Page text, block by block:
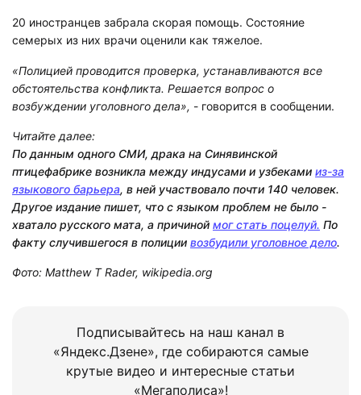
20 иностранцев забрала скорая помощь. Состояние
семерых из них врачи оценили как тяжелое.
«Полицией проводится проверка, устанавливаются все
обстоятельства конфликта. Решается вопрос о
возбуждении уголовного дела», - говорится в сообщении.
Читайте далее:
По данным одного СМИ, драка на Синявинской
птицефабрике возникла между индусами и узбеками из-за
языкового барьера, в ней участвовало почти 140 человек.
Другое издание пишет, что с языком проблем не было -
хватало русского мата, а причиной мог стать поцелуй. По
факту случившегося в полиции возбудили уголовное дело.
Фото: Matthew T Rader, wikipedia.org
Подписывайтесь на наш канал в
«Яндекс.Дзене», где собираются самые
крутые видео и интересные статьи
«Мегаполиса»!